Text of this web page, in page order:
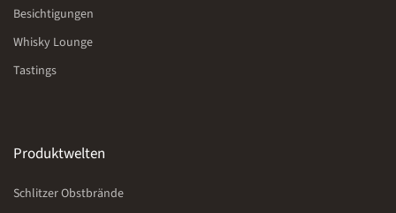
Besichtigungen
Whisky Lounge
Tastings
Produktwelten
Schlitzer Obstbrände